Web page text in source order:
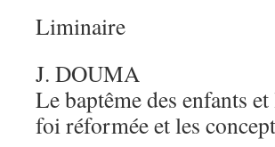
Liminaire
J. DOUMA
Le baptême des enfants
foi réformée et les